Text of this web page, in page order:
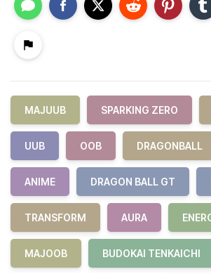
MAJUUB SPARKING ZERO
UUB OOB DRAGONBALL
ANIME DRAGON BALL GT
TRANSFORM AURA
MAJOOB BUDOKAI TENKAICHI